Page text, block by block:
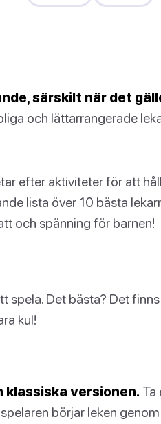
särskilt när det
och lättarrangerade
efter aktiviteter för att
lista över 10 bästa
och spänning för barnen!
spela. Det bästa? Det finns
kul!
klassiska versionen. Ta
börjar leken